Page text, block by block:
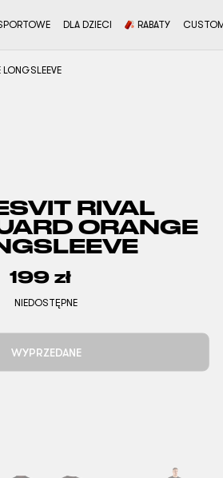
DLA DZIECI RABATY
LONGSLEEVE
RIVAL
ORANGE
199 zł
NIEDOSTĘPNE
WYPRZEDANE